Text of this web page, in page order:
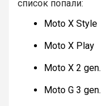
список попали:
Moto X Style
Moto X Play
Moto X 2 gen.
Moto G 3 gen.